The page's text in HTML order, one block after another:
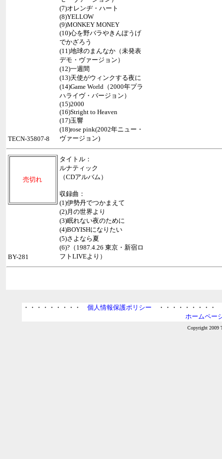
(7)オレンヂ・ハート
(8)YELLOW
(9)MONKEY MONEY
(10)心を野バラやきんぽうげ
でかざろう
(11)地球のまんなか（未発表
デモ・ヴァージョン）
(12)一週間
(13)天使がウィンクする夜に
(14)Game World（2000年プラ
ハライヴ・バージョン）
(15)2000
(16)Stright to Heaven
(17)玉響
(18)rose pink(2002年ニュー・
ヴァージョン)
TECN-35807-8
売切れ
タイトル：
ルナティック
（CDアルバム）
収録曲：
(1)伊勢丹でつかまえて
(2)月の世界より
(3)眠れない夜のために
(4)BOYISHになりたい
(5)さよなら夏
(6)?（1987.4.26 東京・新宿ロ
フトLIVEより）
BY-281
・・・・・・・・・個人情報保護ポリシー ・・・・・・・・
ホームペー
Copyright 2009